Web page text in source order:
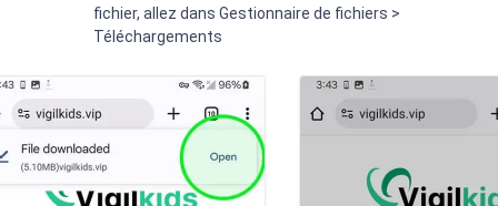
fichier, allez dans Gestionnaire de fichiers >
Téléchargements